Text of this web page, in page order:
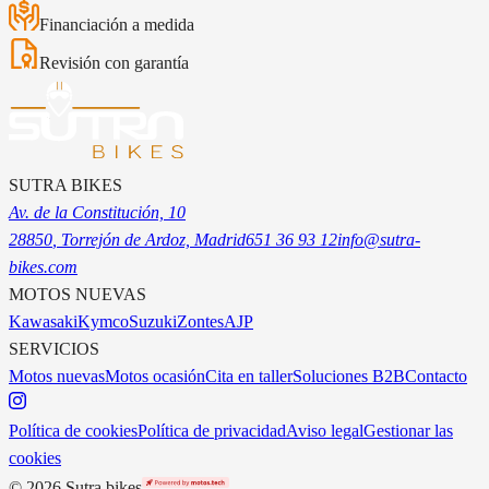
Financiación a medida
Revisión con garantía
SUTRA BIKES
Av. de la Constitución, 10
28850 , Torrejón de Ardoz, Madrid651 36 93 12info@sutra-
bikes.com
MOTOS NUEVAS
KawasakiKymcoSuzukiZontesAJP
SERVICIOS
Motos nuevasMotos ocasiónCita en tallerSoluciones B2BContacto
Política de cookiesPolítica de privacidadAviso legalGestionar las
cookies